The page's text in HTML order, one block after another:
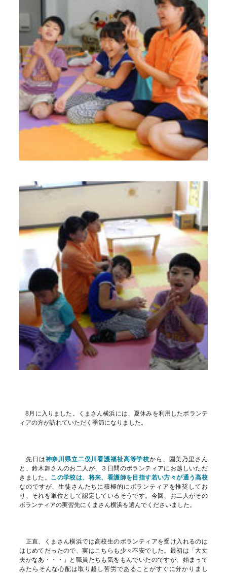
8月に入りました。くまさん横浜には、夏休みを利用したボランテ
ィアの方が訪れていただく季節になりました。
先日は神奈川県立二俣川看護福祉高等学校から、園美乃里さん
と、鈴木舞さんのお二人が、３日間のボランティアにお越しいただ
きました。 この学校は、将来、看護師を目指す若い方々が通う高校
なのですが、生徒さんたちに積極的にボランティアを推奨してお
り、それを単位として認定しているそうです。今回、お二人がその
ボランティアの実習先にくまさん横浜を選んでくださいました。
正直、くまさん横浜では高校生のボランティアを受け入れるのは
はじめてだったので、実はこちらも少々不安でした。最初は「大丈
夫かなあ・・・」と職員たちも気をもんでいたのですが、始まって
みたらそんな心配は取り越し苦労であることがすぐに分かりまし